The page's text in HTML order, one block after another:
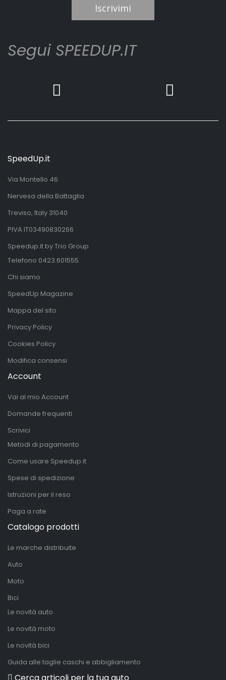
Iscrivimi
Segui SPEEDUP.IT
SpeedUp.it
Via Montello 46
Nervesa della Battaglia
Treviso, Italy 31040
PIVA IT03490830266
Speedup.it by Trio Group
Telefono 0423.601555
Chi siamo
SpeedUp Magazine
Mappa del sito
Privacy Policy
Cookies Policy
Modifica consensi
Account
Vai al mio Account
Domande frequenti
Scrivici
Metodi di pagamento
Come usare Speedup.it
Spese di spedizione
Istruzioni per il reso
Paga a rate
Catalogo prodotti
Le marche distribuite
Auto
Moto
Bici
Le novità auto
Le novità moto
Le novità bici
Guida alle taglie caschi e abbigliamento